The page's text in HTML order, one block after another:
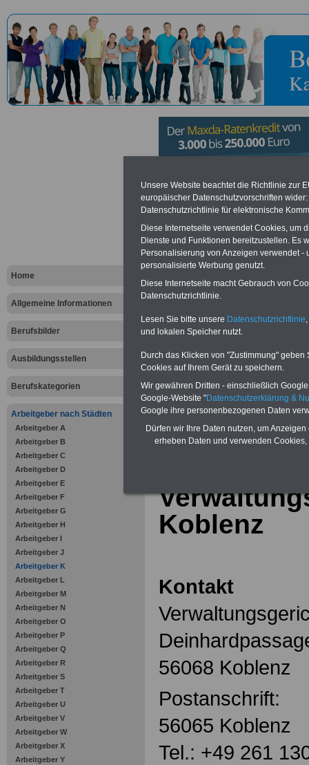
Home
Allgemeine Informationen
Berufsbilder
Ausbildungsstellen
Berufskategorien
Arbeitgeber nach Städten
Arbeitgeber A
Arbeitgeber B
Arbeitgeber C
Arbeitgeber D
Arbeitgeber E
Arbeitgeber F
Arbeitgeber G
Arbeitgeber H
Arbeitgeber I
Arbeitgeber J
Arbeitgeber K
Arbeitgeber L
Arbeitgeber M
Arbeitgeber N
Arbeitgeber O
Arbeitgeber P
Arbeitgeber Q
Arbeitgeber R
Arbeitgeber S
Arbeitgeber T
Arbeitgeber U
Arbeitgeber V
Arbeitgeber W
Arbeitgeber X
Arbeitgeber Y
Koblenz
Vorteile für den öffentlichen
Vergleichen und sparen
Bausparen schon ab 16 Jahren
Berufsunfähigkeitsabsicherung
Online-Vergleich Gesetzliche
Krankenkassen
Krankenversicherung
zurück zur
Koblenz
Kontakt
56068 Koblenz
Postanschrift:
56065 Koblenz
Tel.: +49 261
Unsere Website beachtet die Richtlinie zur
europäischer Datenschutzvorschriften
Datenschutzrichtlinie für elektronische
Diese Internetseite verwendet Cookies, um
Dienste und Funktionen bereitzustellen. Es
Personalisierung von Anzeigen verwendet
personalisierte Werbung genutzt.
Diese Internetseite macht Gebrauch von
Datenschutzrichtlinie.
Lesen Sie bitte unsere Datenschutzrichtlinie
und lokalen Speicher nutzt.
Durch das Klicken von "Zustimmung"
Cookies auf Ihrem Gerät zu speichern.
Wir gewähren Dritten - einschließlich
Google-Website "Datenschutzerklärung &
Google ihre personenbezogenen Daten
Dürfen wir Ihre Daten nutzen, um
erheben Daten und verwenden